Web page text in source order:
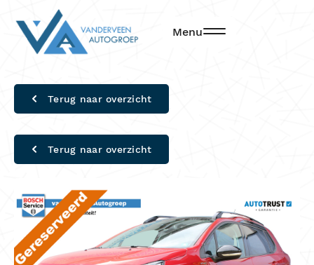
Menu
Terug naar overzicht
Terug naar overzicht